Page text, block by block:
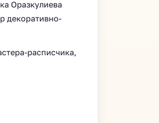
Оразкулиева
декоративно-
расписчика,